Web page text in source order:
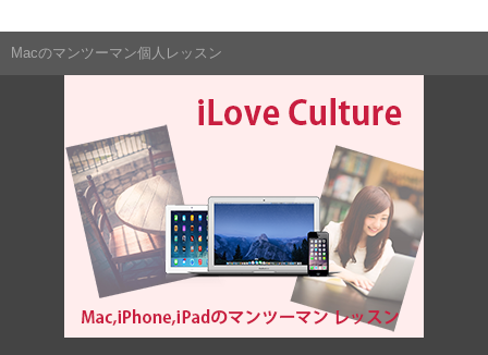
Macのマンツーマン個人レッスン